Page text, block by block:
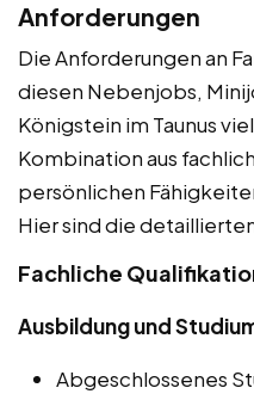
Anforderungen
Die Anforderungen an
diesen Nebenjobs,
Königstein im Taunus
Kombination aus
persönlichen
Hier sind die
Fachliche
Ausbildung und
Abgeschlossenes